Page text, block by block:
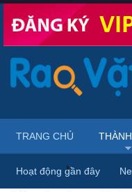
Trang chủ Thành viên
TRANG CHỦ
Hoạt động gần đây